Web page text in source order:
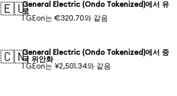
🇪🇺General Electric (Ondo Tokenized)에서 유
로
1 GEon는 €320.70와 같음
🇨🇳General Electric (Ondo Tokenized)에서 중
국 위안화
1 GEon는 ¥2,501.34와 같음